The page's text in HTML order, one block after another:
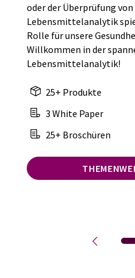
oder der Überprüfung
Lebensmittelanalytik
Rolle für unsere
Willkommen in der
Lebensmittelanalytik!
25+ Produkte
3 White Paper
25+ Broschüren